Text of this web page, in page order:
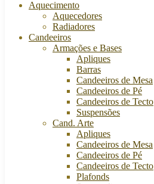
Aquecimento
Aquecedores
Radiadores
Candeeiros
Armações e Bases
Apliques
Barras
Candeeiros de Mesa
Candeeiros de Pé
Candeeiros de Tecto
Suspensões
Cand. Arte
Apliques
Candeeiros de Mesa
Candeeiros de Pé
Candeeiros de Tecto
Plafonds